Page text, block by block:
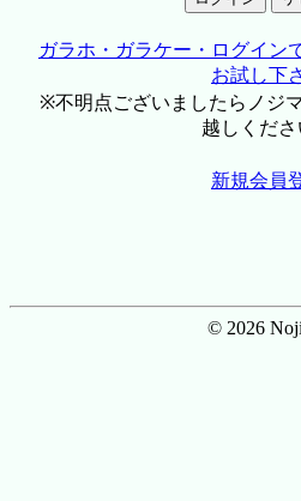
ガラホ・ガラケー・ログイン
お試し下
※不明点ございましたらノジ
越しくださ
新規会員
© 2026